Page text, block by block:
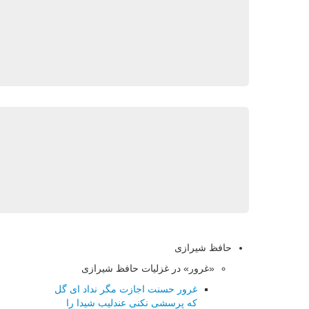
حافظ شیرازی
«غرور» در غزلیات حافظ شیرازی
غرور حسنت اجازت مگر نداد ای گل
که پرسشی نکنی عندلیب شیدا را